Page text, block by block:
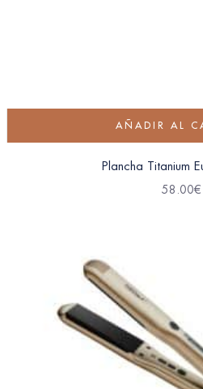
AÑADIR AL
Plancha Titanium
58.00€